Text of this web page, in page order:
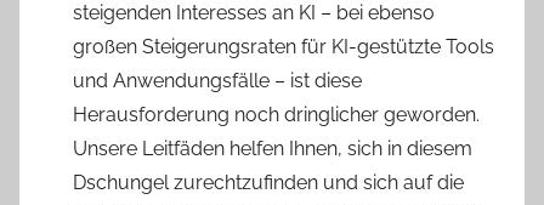
steigenden Interesses an KI – bei ebenso
großen Steigerungsraten für KI-gestützte Tools
und Anwendungsfälle – ist diese
Herausforderung noch dringlicher geworden.
Unsere Leitfäden helfen Ihnen, sich in diesem
Dschungel zurechtzufinden und sich auf die